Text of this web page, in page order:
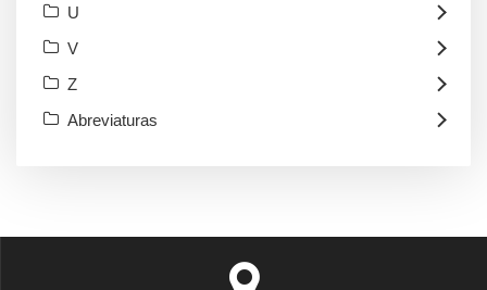
U
V
Z
Abreviaturas